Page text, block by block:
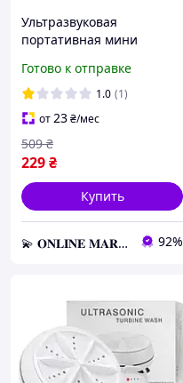
Ультразвуковая
портативная мини
Usltrasonic Turbine Wash
от USB и повербанка
Готово к отправке
1.0 (1)
от23₴/мес
229₴
509 ₴
Купить
💫 𝐎𝐍𝐋𝐈𝐍𝐄 𝐌𝐀𝐑𝐊𝐄𝐓 💫 – Актуальные товары по самым выгодным ценам! 92%